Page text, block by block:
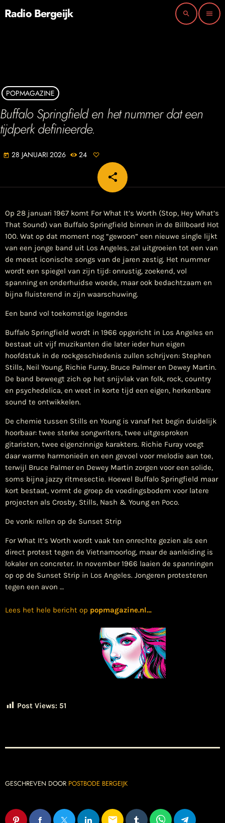
Radio Bergeijk search menu
POPMAGAZINE
Buffalo Springfield en het nummer dat een
tijdperk definieerde.
today 28 JANUARI 2026 24
share
email
Op 28 januari 1967 komt For What It’s Worth (Stop, Hey What’s
That Sound) van Buffalo Springfield binnen in de Billboard Hot
100. Wat op dat moment nog “gewoon” een nieuwe single lijkt
van een jonge band uit Los Angeles, zal uitgroeien tot een van
de meest iconische songs van de jaren zestig. Het nummer
wordt een spiegel van zijn tijd: onrustig, zoekend, vol
spanning en onderhuidse woede, maar ook bedachtzaam en
bijna fluisterend in zijn waarschuwing.
Een band vol toekomstige legendes
Buffalo Springfield wordt in 1966 opgericht in Los Angeles en
bestaat uit vijf muzikanten die later ieder hun eigen
hoofdstuk in de rockgeschiedenis zullen schrijven: Stephen
Stills, Neil Young, Richie Furay, Bruce Palmer en Dewey Martin.
De band beweegt zich op het snijvlak van folk, rock, country
en psychedelica, en weet in korte tijd een eigen, herkenbare
sound te ontwikkelen.
De chemie tussen Stills en Young is vanaf het begin duidelijk
hoorbaar: twee sterke songwriters, twee uitgesproken
gitaristen, twee eigenzinnige karakters. Richie Furay voegt
daar warme harmonieën en een gevoel voor melodie aan toe,
terwijl Bruce Palmer en Dewey Martin zorgen voor een solide,
soms bijna jazzy ritmesectie. Hoewel Buffalo Springfield maar
kort bestaat, vormt de groep de voedingsbodem voor latere
projecten als Crosby, Stills, Nash & Young en Poco.
De vonk: rellen op de Sunset Strip
For What It’s Worth wordt vaak ten onrechte gezien als een
direct protest tegen de Vietnamoorlog, maar de aanleiding is
lokaler en concreter. In november 1966 laaien de spanningen
op op de Sunset Strip in Los Angeles. Jongeren protesteren
tegen een avon …
Lees het hele bericht op popmagazine.nl…
Post Views: 51
GESCHREVEN DOOR POSTBODE BERGEIJK
email